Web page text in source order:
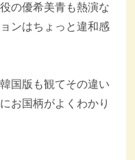
の優希美青も熱演な
ンはちょっと違和感
国版も観てその違い
お国柄がよくわかり